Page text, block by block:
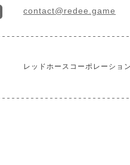
contact@redee.game
レッドホースコーポレーショ